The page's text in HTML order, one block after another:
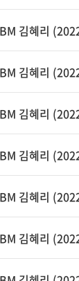
김혜리
김혜리
김혜리
김혜리
김혜리
김혜리